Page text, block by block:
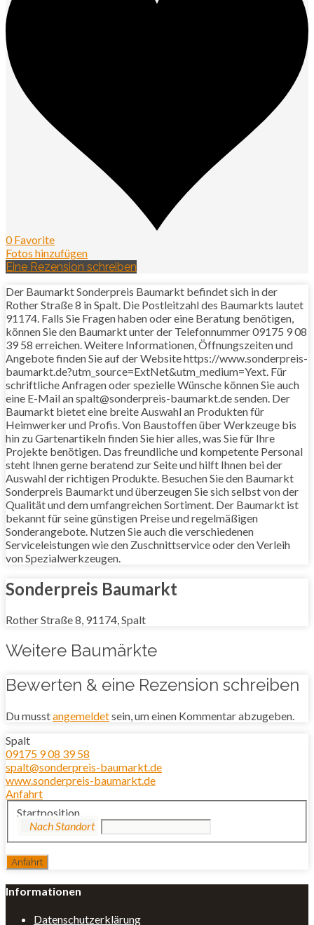
0 Favorite
Fotos hinzufügen
Eine Rezension schreiben
Der Baumarkt Sonderpreis Baumarkt befindet sich in der
Rother Straße 8 in Spalt. Die Postleitzahl des Baumarkts lautet
91174. Falls Sie Fragen haben oder eine Beratung benötigen,
können Sie den Baumarkt unter der Telefonnummer 09175 9 08
39 58 erreichen. Weitere Informationen, Öffnungszeiten und
Angebote finden Sie auf der Website https://www.sonderpreis-
baumarkt.de?utm_source=ExtNet&utm_medium=Yext. Für
schriftliche Anfragen oder spezielle Wünsche können Sie auch
eine E-Mail an spalt@sonderpreis-baumarkt.de senden. Der
Baumarkt bietet eine breite Auswahl an Produkten für
Heimwerker und Profis. Von Baustoffen über Werkzeuge bis
hin zu Gartenartikeln finden Sie hier alles, was Sie für Ihre
Projekte benötigen. Das freundliche und kompetente Personal
steht Ihnen gerne beratend zur Seite und hilft Ihnen bei der
Auswahl der richtigen Produkte. Besuchen Sie den Baumarkt
Sonderpreis Baumarkt und überzeugen Sie sich selbst von der
Qualität und dem umfangreichen Sortiment. Der Baumarkt ist
bekannt für seine günstigen Preise und regelmäßigen
Sonderangebote. Nutzen Sie auch die verschiedenen
Serviceleistungen wie den Zuschnittservice oder den Verleih
von Spezialwerkzeugen.
Sonderpreis Baumarkt
Rother Straße 8, 91174, Spalt
Weitere Baumärkte
Bewerten & eine Rezension schreiben
Du musstangemeldetsein, um einen Kommentar abzugeben.
Spalt
09175 9 08 39 58
spalt@sonderpreis-baumarkt.de
www.sonderpreis-baumarkt.de
Anfahrt
Startposition
Informationen
Datenschutzerklärung